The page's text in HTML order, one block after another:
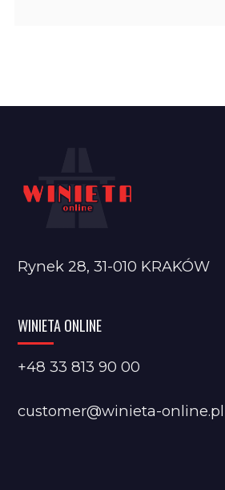
Rynek 28, 31-010 KRAKÓW
WINIETA ONLINE
+48 33 813 90 00
customer@winieta-online.pl